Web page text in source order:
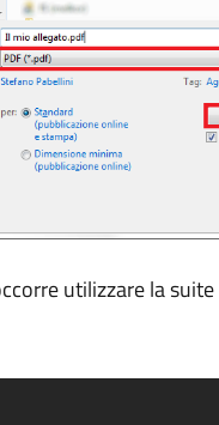
utilizzare la suite